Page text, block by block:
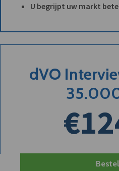
U begrijpt uw markt
dVO